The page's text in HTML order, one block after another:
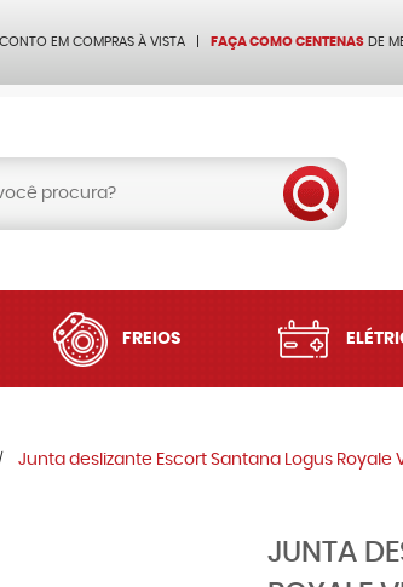
EM COMPRAS À VISTA FAÇA COMO CENTENAS DE
FREIOS
Junta deslizante Escort Santana Logus Royale
JUNTA